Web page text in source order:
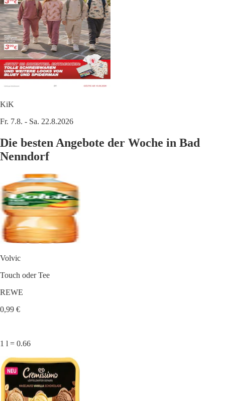
KiK
Fr. 7.8. - Sa. 22.8.2026
Die besten Angebote der Woche in Bad
Nenndorf
Volvic
Touch oder Tee
REWE
0,99 €
1 l = 0.66